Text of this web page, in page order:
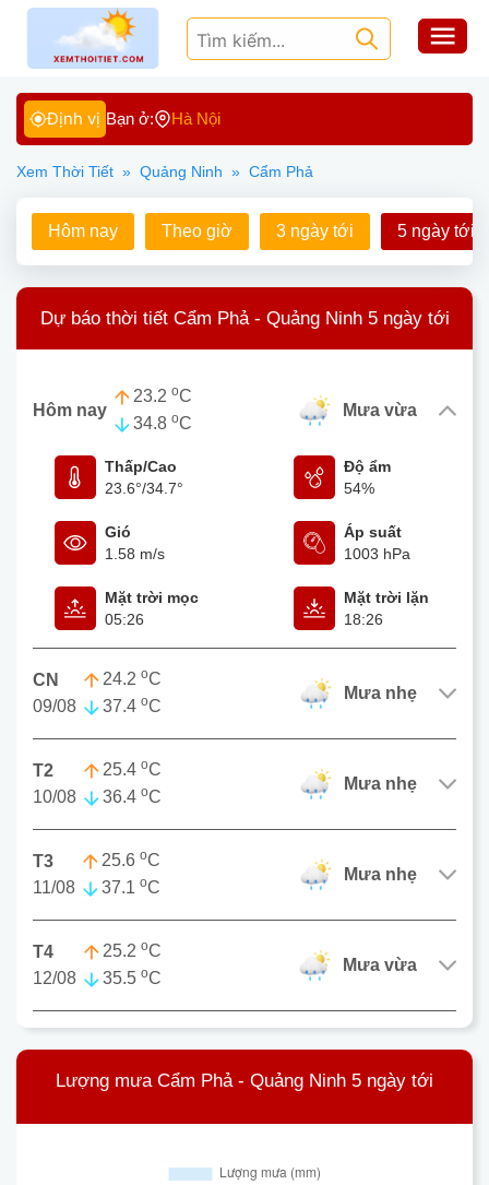
Định vị Bạn ở: Hà Nội
Xem Thời Tiết » Quảng Ninh » Cẩm Phả
Hôm nay Theo giờ 3 ngày tới 5 ngày tới
Dự báo thời tiết Cẩm Phả - Quảng Ninh 5 ngày tới
Hôm nay
23.2 oC
34.8 oC
mưa vừa
Thấp/Cao
23.6°/34.7°
Độ ẩm
54%
Gió
1.58 m/s
Áp suất
1003 hPa
Mặt trời mọc
05:26
Mặt trời lặn
18:26
CN
09/08
24.2 oC
37.4 oC
mưa nhẹ
T2
10/08
25.4 oC
36.4 oC
mưa nhẹ
T3
11/08
25.6 oC
37.1 oC
mưa nhẹ
T4
12/08
25.2 oC
35.5 oC
mưa vừa
Lượng mưa Cẩm Phả - Quảng Ninh 5 ngày tới